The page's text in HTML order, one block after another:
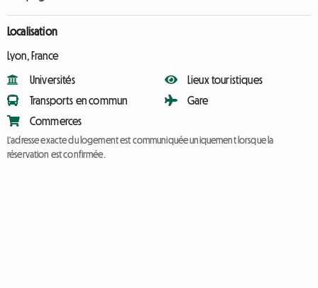
Localisation
Lyon, France
Universités
Transports en commun
Commerces
Lieux touristiques
Gare
L'adresse exacte du logement est communiquée uniquement lorsque la
réservation est confirmée.